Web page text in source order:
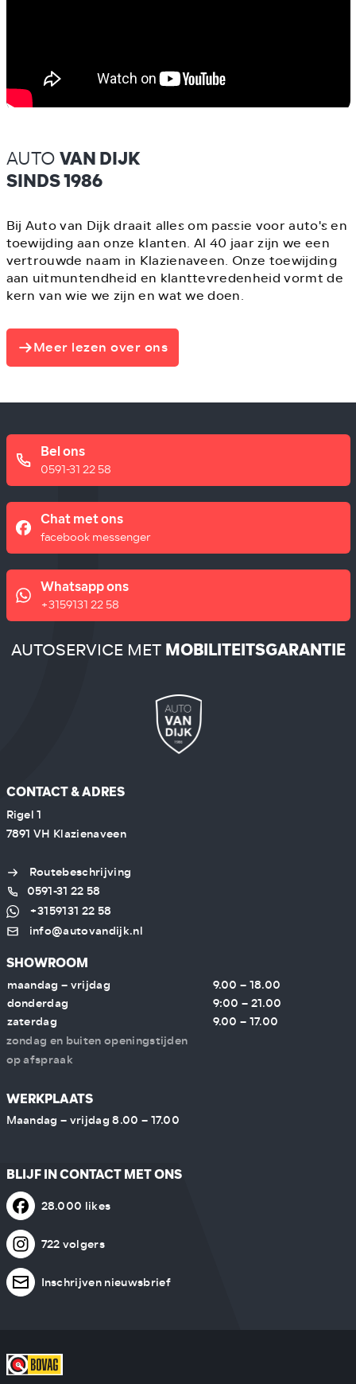
AUTO VAN DIJK
SINDS 1986
Bij Auto van Dijk draait alles om passie voor auto's en
toewijding aan onze klanten. Al 40 jaar zijn we een
vertrouwde naam in Klazienaveen. Onze toewijding
aan uitmuntendheid en klanttevredenheid vormt de
kern van wie we zijn en wat we doen.
Meer lezen over ons
Bel ons
0591-31 22 58
Chat met ons
facebook messenger
Whatsapp ons
+3159131 22 58
AUTOSERVICE MET MOBILITEITSGARANTIE
CONTACT & ADRES
Rigel 1
7891 VH Klazienaveen
Routebeschrijving
0591-31 22 58
+3159131 22 58
info@autovandijk.nl
SHOWROOM
maandag – vrijdag
9.00 – 18.00
donderdag
9:00 – 21.00
zaterdag
9.00 – 17.00
zondag en buiten openingstijden
op afspraak
WERKPLAATS
Maandag – vrijdag 8.00 – 17.00
BLIJF IN CONTACT MET ONS
28.000 likes
722 volgers
Inschrijven nieuwsbrief